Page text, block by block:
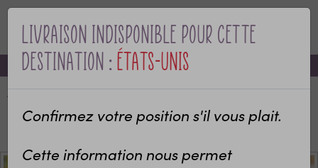
MENU
-10% sur votre première commande avec le code bienvenue
Livraison indisponible pour cette
destination :États-Unis
Confirmez votre position s'il vous plait.
Cette information nous permet
Pot crayons en forme de Taille crayons, personnalisé
pour maître, maîtresse, ATSEM